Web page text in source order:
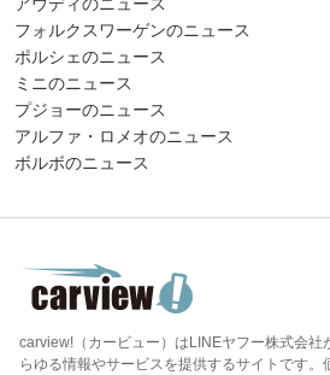
フォルクスワーゲンのニュース
ポルシェのニュース
ミニのニュース
プジョーのニュース
アルファ・ロメオのニュース
ボルボのニュース
carview!（カービュー）はLINEヤフー株式会社
らゆる情報やサービスを提供するサイトです